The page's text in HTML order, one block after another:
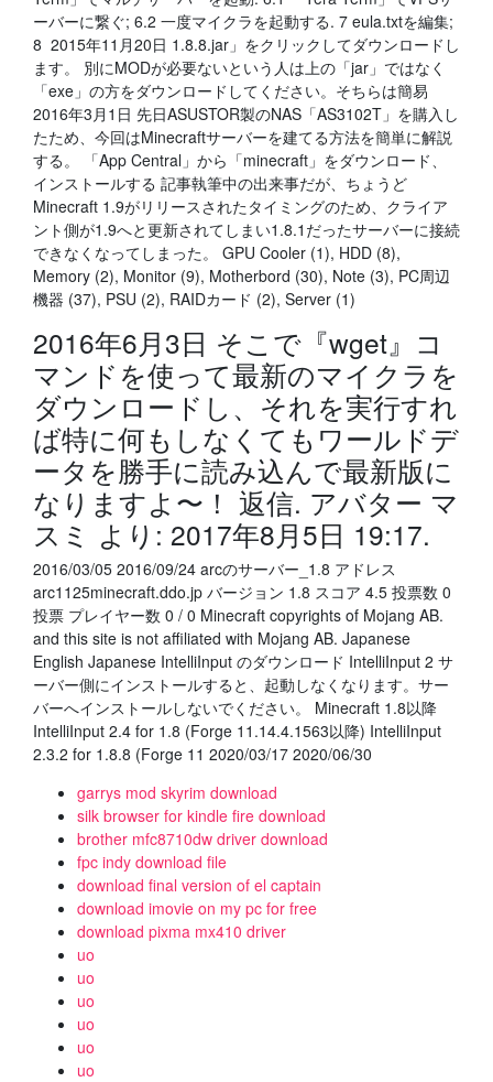
ーバーに繋ぐ; 6.2 一度マイクラを起動する. 7 eula.txtを編集;
8 2015年11月20日 1.8.8.jar」をクリックしてダウンロードし
ます。 別にMODが必要ないという人は上の「jar」ではなく
「exe」の方をダウンロードしてください。そちらは簡易
2016年3月1日 先日ASUSTOR製のNAS「AS3102T」を購入し
たため、今回はMinecraftサーバーを建てる方法を簡単に解説
する。 「App Central」から「minecraft」をダウンロード、
インストールする 記事執筆中の出来事だが、ちょうど
Minecraft 1.9がリリースされたタイミングのため、クライア
ント側が1.9へと更新されてしまい1.8.1だったサーバーに接続
できなくなってしまった。 GPU Cooler (1), HDD (8),
Memory (2), Monitor (9), Motherbord (30), Note (3), PC周辺
機器 (37), PSU (2), RAIDカード (2), Server (1)
2016年6月3日 そこで『wget』コ
マンドを使って最新のマイクラを
ダウンロードし、それを実行すれ
ば特に何もしなくてもワールドデ
ータを勝手に読み込んで最新版に
なりますよ〜！ 返信. アバター マ
スミ より: 2017年8月5日 19:17.
2016/03/05 2016/09/24 arcのサーバー_1.8 アドレス
arc1125minecraft.ddo.jp バージョン 1.8 スコア 4.5 投票数 0
投票 プレイヤー数 0 / 0 Minecraft copyrights of Mojang AB.
and this site is not affiliated with Mojang AB. Japanese
English Japanese IntelliInput のダウンロード IntelliInput 2 サ
ーバー側にインストールすると、起動しなくなります。サー
バーへインストールしないでください。 Minecraft 1.8以降
IntelliInput 2.4 for 1.8 (Forge 11.14.4.1563以降) IntelliInput
2.3.2 for 1.8.8 (Forge 11 2020/03/17 2020/06/30
garrys mod skyrim download
silk browser for kindle fire download
brother mfc8710dw driver download
fpc indy download file
download final version of el captain
download imovie on my pc for free
download pixma mx410 driver
uo
uo
uo
uo
uo
uo